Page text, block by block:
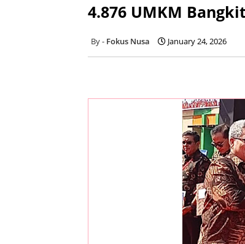
4.876 UMKM
Fokus Nusa January 24, 2026